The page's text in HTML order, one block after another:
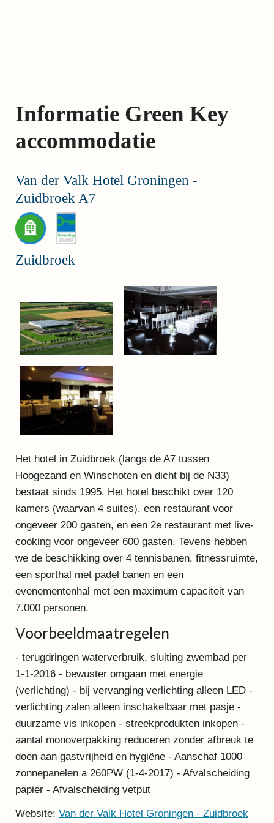
Jump
to
the
Informatie Green Key
accommodatie
Van der Valk Hotel Groningen -
Zuidbroek A7
Zuidbroek
Het hotel in Zuidbroek (langs de A7 tussen
Hoogezand en Winschoten en dicht bij de N33)
bestaat sinds 1995. Het hotel beschikt over 120
kamers (waarvan 4 suites), een restaurant voor
ongeveer 200 gasten, en een 2e restaurant met live-
cooking voor ongeveer 600 gasten. Tevens hebben
we de beschikking over 4 tennisbanen, fitnessruimte,
een sporthal met padel banen en een
evenementenhal met een maximum capaciteit van
7.000 personen.
Voorbeeldmaatregelen
- terugdringen waterverbruik, sluiting zwembad per
1-1-2016 - bewuster omgaan met energie
(verlichting) - bij vervanging verlichting alleen LED -
verlichting zalen alleen inschakelbaar met pasje -
duurzame vis inkopen - streekprodukten inkopen -
aantal monoverpakking reduceren zonder afbreuk te
doen aan gastvrijheid en hygiëne - Aanschaf 1000
zonnepanelen a 260PW (1-4-2017) - Afvalscheiding
papier - Afvalscheiding vetput
Website: Van der Valk Hotel Groningen - Zuidbroek